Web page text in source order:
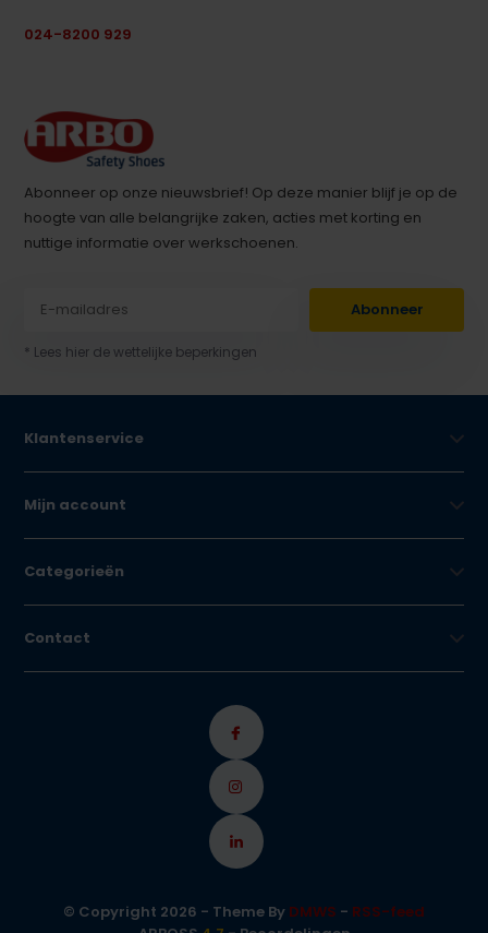
024-8200 929
Abonneer op onze nieuwsbrief! Op deze manier blijf je op de
hoogte van alle belangrijke zaken, acties met korting en
nuttige informatie over werkschoenen.
Abonneer
* Lees hier de wettelijke beperkingen
Klantenservice
Mijn account
Categorieën
Contact
© Copyright 2026 - Theme By DMWS - RSS-feed